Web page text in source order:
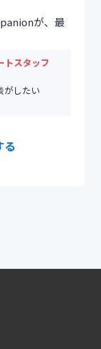
が、最
トスタッフ
がしたい